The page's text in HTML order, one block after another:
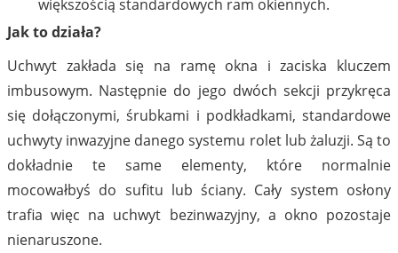
większością standardowych ram okiennych.
Jak to działa?
Uchwyt zakłada się na ramę okna i zaciska kluczem
imbusowym. Następnie do jego dwóch sekcji przykręca
się dołączonymi, śrubkami i podkładkami, standardowe
uchwyty inwazyjne danego systemu rolet lub żaluzji. Są to
dokładnie te same elementy, które normalnie
mocowałbyś do sufitu lub ściany. Cały system osłony
trafia więc na uchwyt bezinwazyjny, a okno pozostaje
nienaruszone.